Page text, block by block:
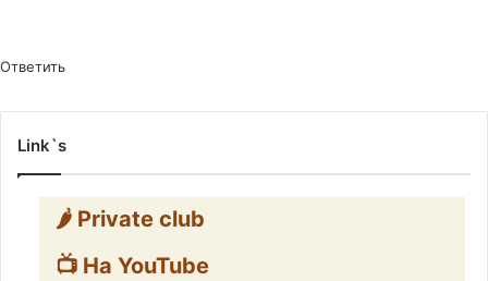
Ответить
Link`s
🌶️ Private club
📺 На YouTube